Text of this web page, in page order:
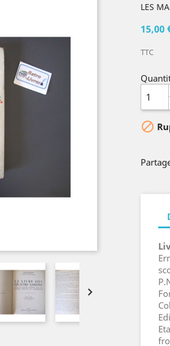

LES
15,00
TTC
